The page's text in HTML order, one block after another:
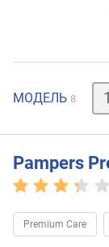
МОДЕЛЬ 8
34
Pampers
Premium Care